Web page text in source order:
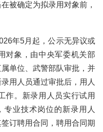
被确定为拟录用对象前，
年5月起，公示无异议或
对象，由中央军委机关部
单位、武警部队审批，并
用人员通过审批后，用人
作。新录用人员实行试用
业技术岗位的新录用人
订聘用合同，聘用合同期